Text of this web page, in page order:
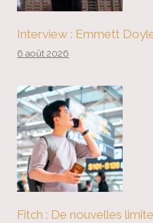
Interview : Emmett
6 août 2026
Fitch : De nouvelles